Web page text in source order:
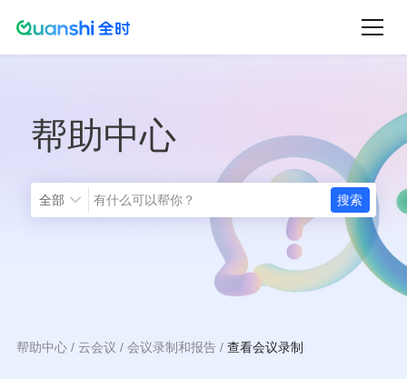
帮助中心
全部
面
帮助中心 云会议 会议录制和报告 查看会议录制